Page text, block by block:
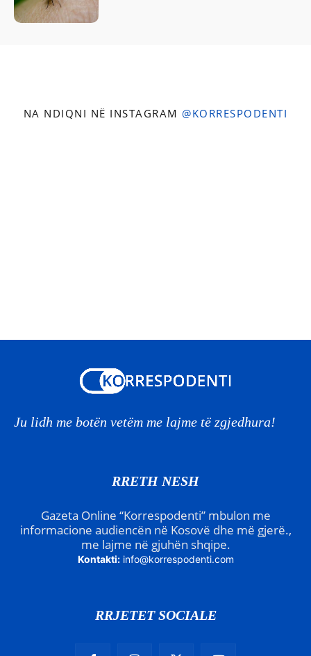
NA NDIQNI NË INSTAGRAM @KORRESPODENTI
Ju lidh me botën vetëm me lajme të zgjedhura!
RRETH NESH
Gazeta Online “Korrespodenti” mbulon me
informacione audiencën në Kosovë dhe më gjerë.,
me lajme në gjuhën shqipe.
Kontakti: info@korrespodenti.com
RRJETET SOCIALE